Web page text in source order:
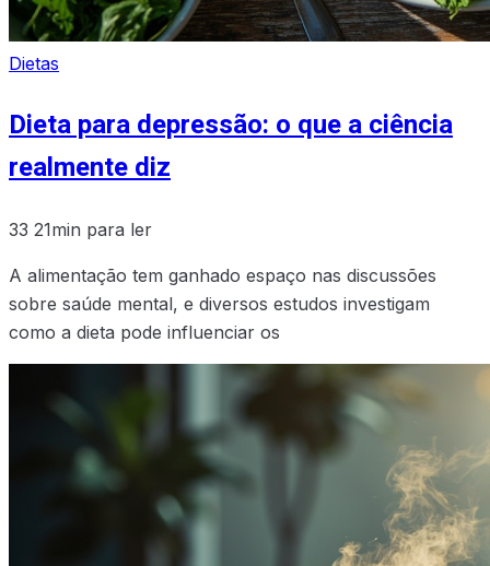
Dietas
Dieta para depressão: o que a ciência
realmente diz
33 21min para ler
A alimentação tem ganhado espaço nas discussões
sobre saúde mental, e diversos estudos investigam
como a dieta pode influenciar os